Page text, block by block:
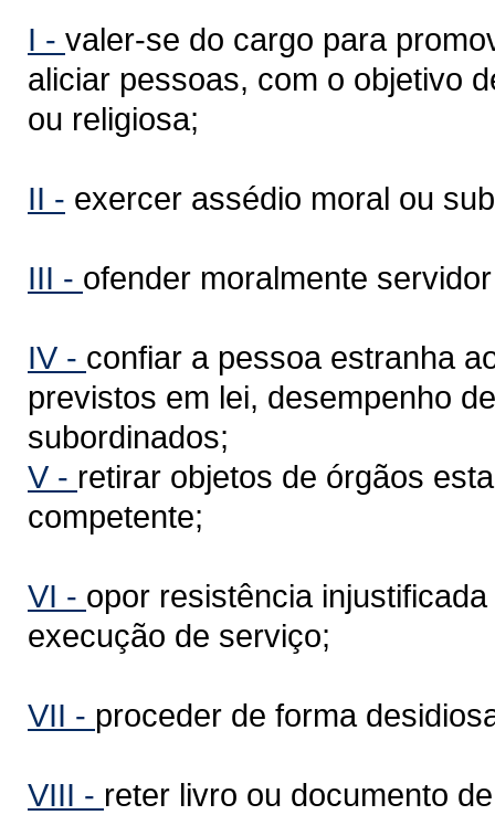
I - valer-se do cargo para
aliciar pessoas, com o objetivo
ou religiosa;
II - exercer assédio moral ou
III - ofender moralmente
IV - confiar a pessoa estranha
previstos em lei, desempenho
subordinados;
V - retirar objetos de órgãos
competente;
VI - opor resistência
execução de serviço;
VII - proceder de forma
VIII - reter livro ou documento